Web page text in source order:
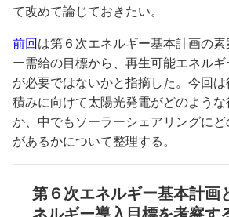
て改めて論じておきたい。
前回は第６次エネルギー基本計画の
ー需給の目標から、再生可能エネル
が必要ではないかと指摘した。今回
積みに向けて太陽光発電がどのよう
か、中でもソーラーシェアリングに
があるかについて整理する。